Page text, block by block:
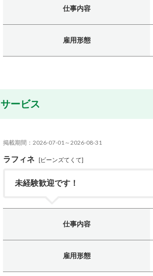
仕事内容
雇用形態
サービス
掲載期間：2026-07-01～2026-08-31
ラフィネ [ビーンズてくて]
未経験歓迎です！
仕事内容
雇用形態